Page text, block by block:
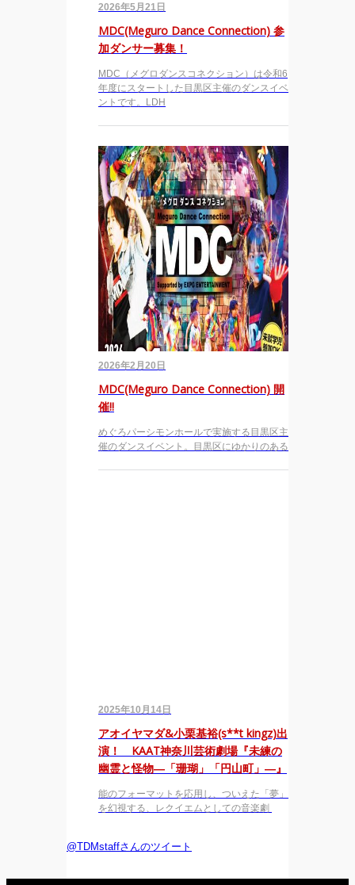
2026年5月21日
MDC(Meguro Dance Connection) 参
加ダンサー募集！
MDC（メグロダンスコネクション）は令和6
年度にスタートした目黒区主催のダンスイベ
ントです。LDH
2026年2月20日
MDC(Meguro Dance Connection) 開
催!!
めぐろパーシモンホールで実施する目黒区主
催のダンスイベント。目黒区にゆかりのある
2025年10月14日
アオイヤマダ&小栗基裕(s**t kingz)出
演！ KAAT神奈川芸術劇場『未練の
幽霊と怪物―「珊瑚」「円山町」―』
能のフォーマットを応用し、ついえた「夢」
を幻視する、レクイエムとしての音楽劇
@TDMstaffさんのツイート